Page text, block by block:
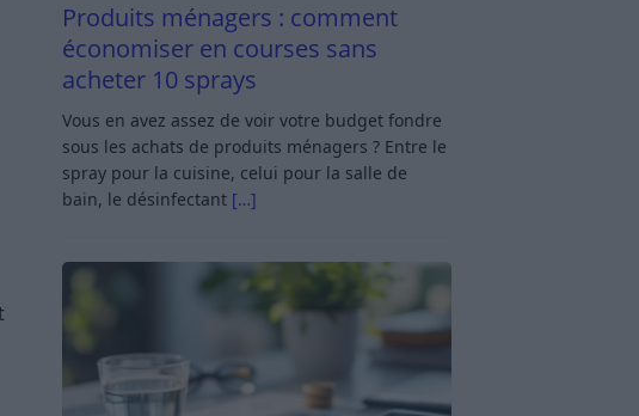
Produits ménagers : comment
économiser en courses sans
acheter 10 sprays
Vous en avez assez de voir votre budget fondre
sous les achats de produits ménagers ? Entre le
spray pour la cuisine, celui pour la salle de
bain, le désinfectant […]